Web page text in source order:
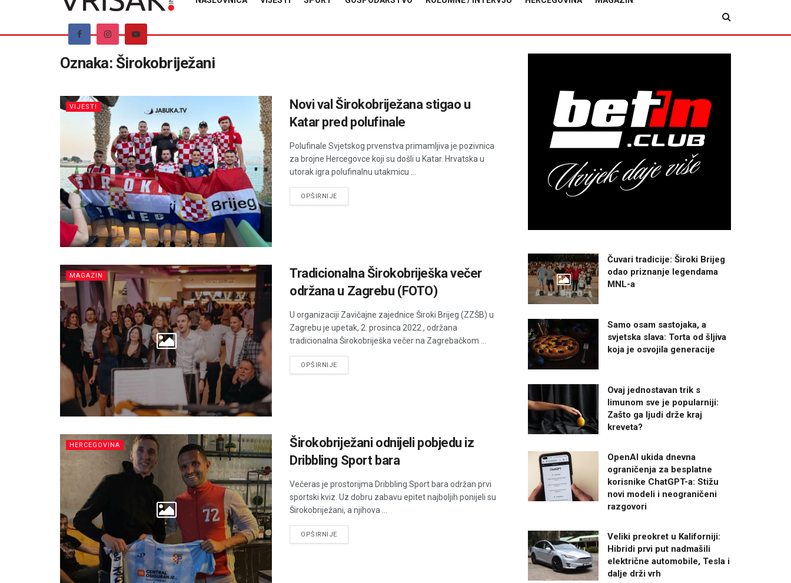
Oznaka: Širokobriježani
VIJESTI
Novi val Širokobriježana stigao u
Katar pred polufinale
Polufinale Svjetskog prvenstva primamljiva je pozivnica
za brojne Hercegovce koji su došli u Katar. Hrvatska u
utorak igra polufinalnu utakmicu ...
OPŠIRNIJEDETAILS
MAGAZIN
Tradicionalna Širokobriješka večer
održana u Zagrebu (FOTO)
U organizaciji Zavičajne zajednice Široki Brijeg (ZZŠB) u
Zagrebu je upetak, 2. prosinca 2022., održana
tradicionalna Širokobriješka večer na Zagrebačkom ...
OPŠIRNIJEDETAILS
HERCEGOVINA
Širokobriježani odnijeli pobjedu iz
Dribbling Sport bara
Večeras je prostorijma Dribbling Sport bara održan prvi
sportski kviz. Uz dobru zabavu epitet najboljih ponijeli su
Širokobriježani, a njihova ...
OPŠIRNIJEDETAILS
Čuvari tradicije: Široki Brijeg
odao priznanje legendama
MNL-a
Samo osam sastojaka, a
svjetska slava: Torta od šljiva
koja je osvojila generacije
Ovaj jednostavan trik s
limunom sve je popularniji:
Zašto ga ljudi drže kraj
kreveta?
OpenAI ukida dnevna
ograničenja za besplatne
korisnike ChatGPT-a: Stižu
novi modeli i neograničeni
razgovori
Veliki preokret u Kaliforniji:
Hibridi prvi put nadmašili
električne automobile, Tesla i
dalje drži vrh